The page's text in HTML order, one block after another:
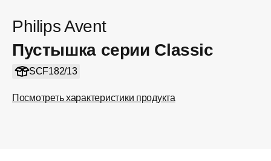
Philips Avent
Пустышка серии Classic
SCF182/13
Посмотреть характеристики продукта